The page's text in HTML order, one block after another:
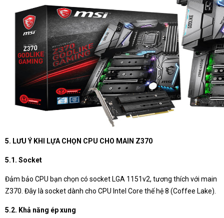
5. LƯU Ý KHI LỰA CHỌN CPU CHO MAIN Z370
5.1. Socket
Đảm bảo CPU bạn chọn có socket LGA 1151v2, tương thích với main
Z370. Đây là socket dành cho CPU Intel Core thế hệ 8 (Coffee Lake).
5.2. Khả năng ép xung